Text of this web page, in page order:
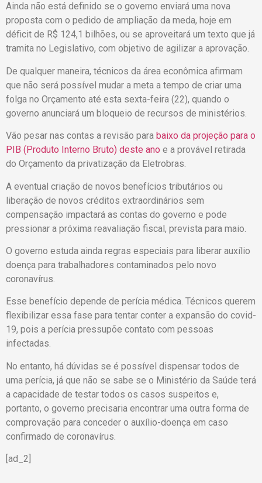
Ainda não está definido se o governo enviará uma nova
proposta com o pedido de ampliação da meda, hoje em
déficit de R$ 124,1 bilhões, ou se aproveitará um texto que já
tramita no Legislativo, com objetivo de agilizar a aprovação.
De qualquer maneira, técnicos da área econômica afirmam
que não será possível mudar a meta a tempo de criar uma
folga no Orçamento até esta sexta-feira (22), quando o
governo anunciará um bloqueio de recursos de ministérios.
Vão pesar nas contas a revisão para baixo da projeção para o
PIB (Produto Interno Bruto) deste ano e a provável retirada
do Orçamento da privatização da Eletrobras.
A eventual criação de novos benefícios tributários ou
liberação de novos créditos extraordinários sem
compensação impactará as contas do governo e pode
pressionar a próxima reavaliação fiscal, prevista para maio.
O governo estuda ainda regras especiais para liberar auxílio
doença para trabalhadores contaminados pelo novo
coronavírus.
Esse benefício depende de perícia médica. Técnicos querem
flexibilizar essa fase para tentar conter a expansão do covid-
19, pois a perícia pressupõe contato com pessoas
infectadas.
No entanto, há dúvidas se é possível dispensar todos de
uma perícia, já que não se sabe se o Ministério da Saúde terá
a capacidade de testar todos os casos suspeitos e,
portanto, o governo precisaria encontrar uma outra forma de
comprovação para conceder o auxílio-doença em caso
confirmado de coronavírus.
[ad_2]